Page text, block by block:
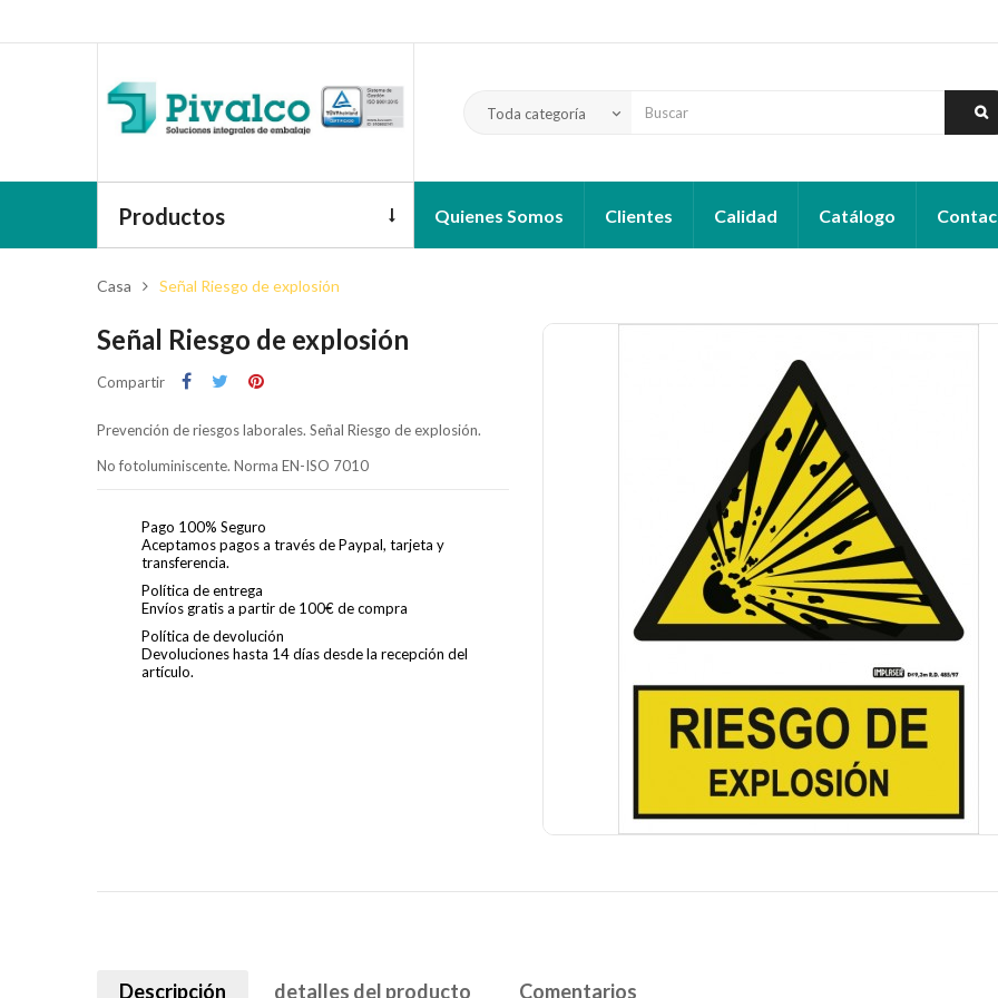
Toda categoría keyboard_arrow_down
Productos Quienes Somos Clientes Calidad Catálogo
Casa Señal Riesgo de explosión
Señal Riesgo de explosión
Compartir
Prevención de riesgos laborales. Señal Riesgo de explosión.
No fotoluminiscente. Norma EN-ISO 7010
Pago 100% Seguro
Aceptamos pagos a través de Paypal, tarjeta y
transferencia.
Política de entrega
Envíos gratis a partir de 100€ de compra
Política de devolución
Devoluciones hasta 14 días desde la recepción del
artículo.
Descripción detalles del producto Comentarios